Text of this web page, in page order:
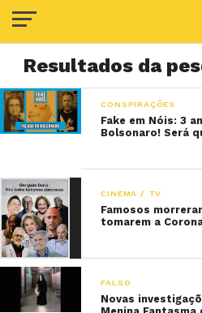
Resultados da
CONSPIRAÇÕES
Fake em Nóis: 3
Bolsonaro! Será
CINEMA / TV
Famosos
tomarem a
FALSO
Novas